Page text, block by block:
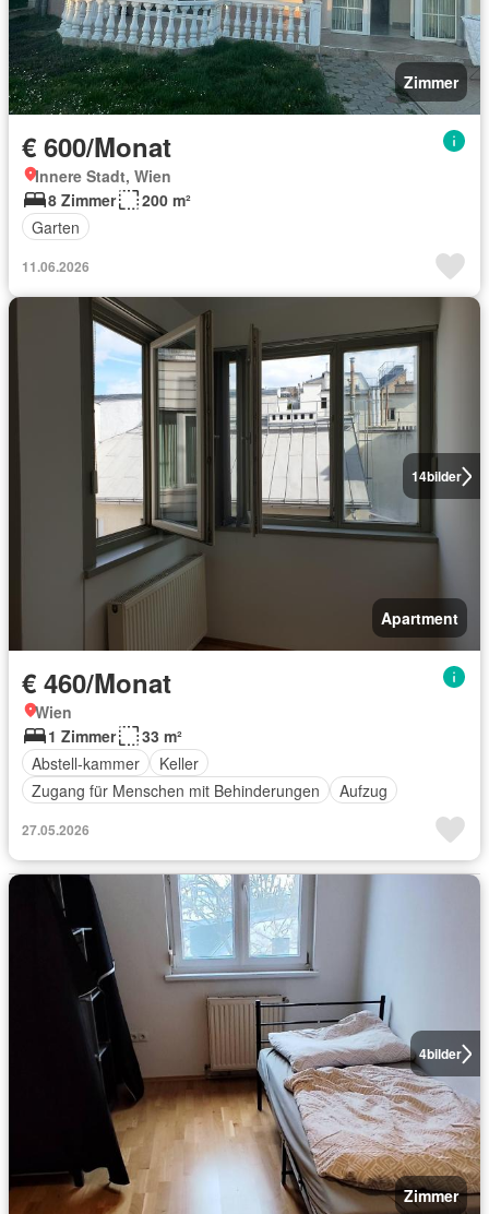
Zimmer
€ 600/Monat
Innere Stadt, Wien
8 Zimmer
200 m²
Garten
11.06.2026
14bilder
Apartment
€ 460/Monat
Wien
1 Zimmer
33 m²
Abstell-kammer
Keller
Zugang für Menschen mit Behinderungen
Aufzug
27.05.2026
4bilder
Zimmer